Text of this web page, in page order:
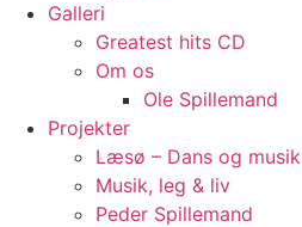
Galleri
Greatest hits CD
Om os
Ole Spillemand
Projekter
Læsø – Dans og musik
Musik, leg & liv
Peder Spillemand